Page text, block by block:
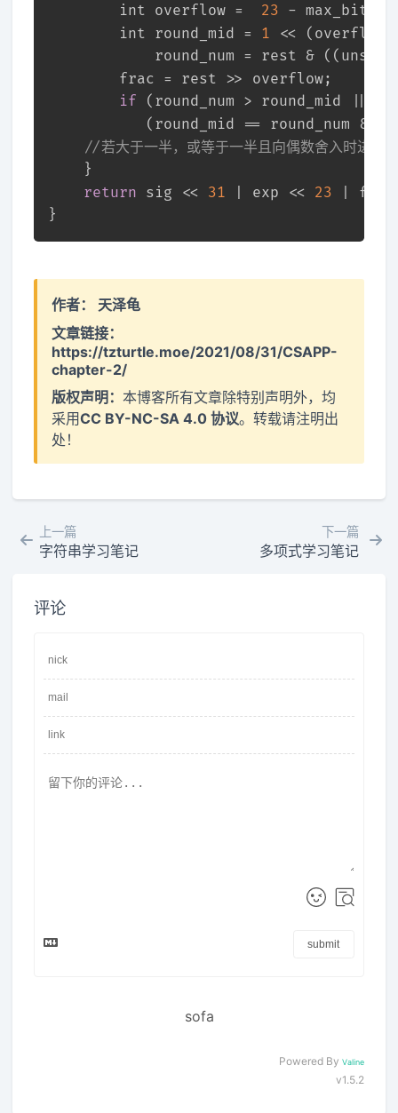
int overflow = 23 - max_bit;
int round_mid = 1 << (overflow
			round_num = rest & ((
		frac = rest >> overflow;
if (round_num > round_mid ||
(round_mid == round_num &&
//若大于一半，或等于一半且向偶数舍入时进位
	}
return sig << 31 | exp << 23 |
}
作者：
天泽龟
文章链接：
https://tzturtle.moe/2021/08/31/CSAPP-
chapter-2/
版权声明：本博客所有文章除特别声明外，均
采用CC BY-NC-SA 4.0 协议。转载请注明出
处！
上一篇
字符串学习笔记
下一篇
多项式学习笔记
评论
submit
sofa
Powered By Valine
v1.5.2